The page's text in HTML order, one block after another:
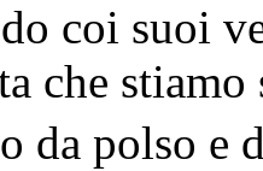
coi suoi
che
da polso